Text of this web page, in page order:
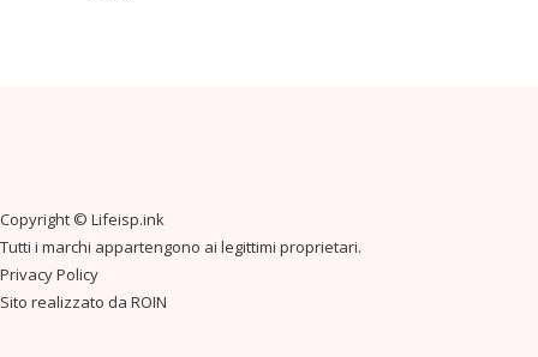
Copyright © Lifeisp.ink
Tutti i marchi appartengono ai legittimi proprietari.
Privacy Policy
Sito realizzato da ROIN